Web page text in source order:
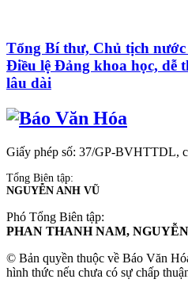
Tổng Bí thư, Chủ tịch
Điều lệ Đảng khoa học, dễ
lâu dài
Giấy phép số: 37/GP-BVHTTDL,
Tổng Biên tập:
NGUYỄN ANH VŨ
Phó Tổng Biên tập:
PHAN THANH NAM,
© Bản quyền thuộc về Báo Văn
hình thức nếu chưa có sự chấp